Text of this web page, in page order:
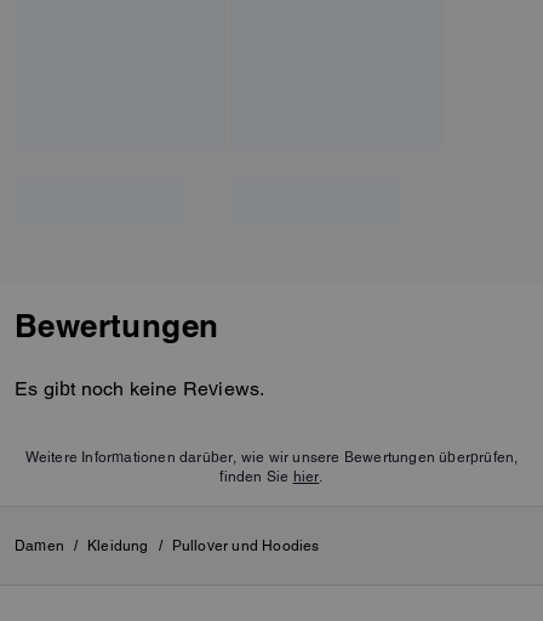
Bewertungen
Es gibt noch keine Reviews.
Weitere Informationen darüber, wie wir unsere Bewertungen überprüfen,
finden Sie hier
Damen / Kleidung / Pullover und Hoodies